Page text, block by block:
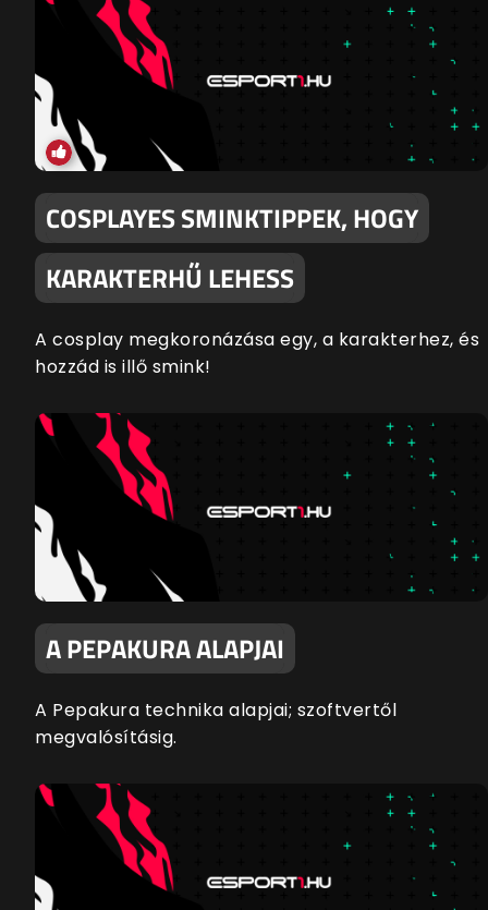
COSPLAYES SMINKTIPPEK, HOGY
KARAKTERHŰ LEHESS
A cosplay megkoronázása egy, a karakterhez, és
hozzád is illő smink!
A PEPAKURA ALAPJAI
A Pepakura technika alapjai; szoftvertől
megvalósításig.